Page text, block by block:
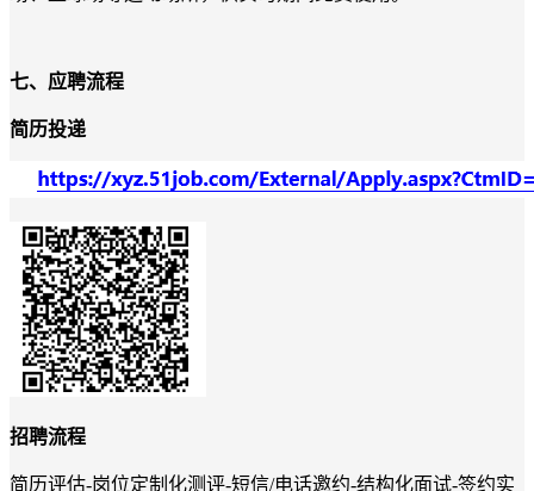
七、应聘流程
简历投递
招聘流程
简历评估-岗位定制化测评-短信/电话邀约-结构化面试-签约实